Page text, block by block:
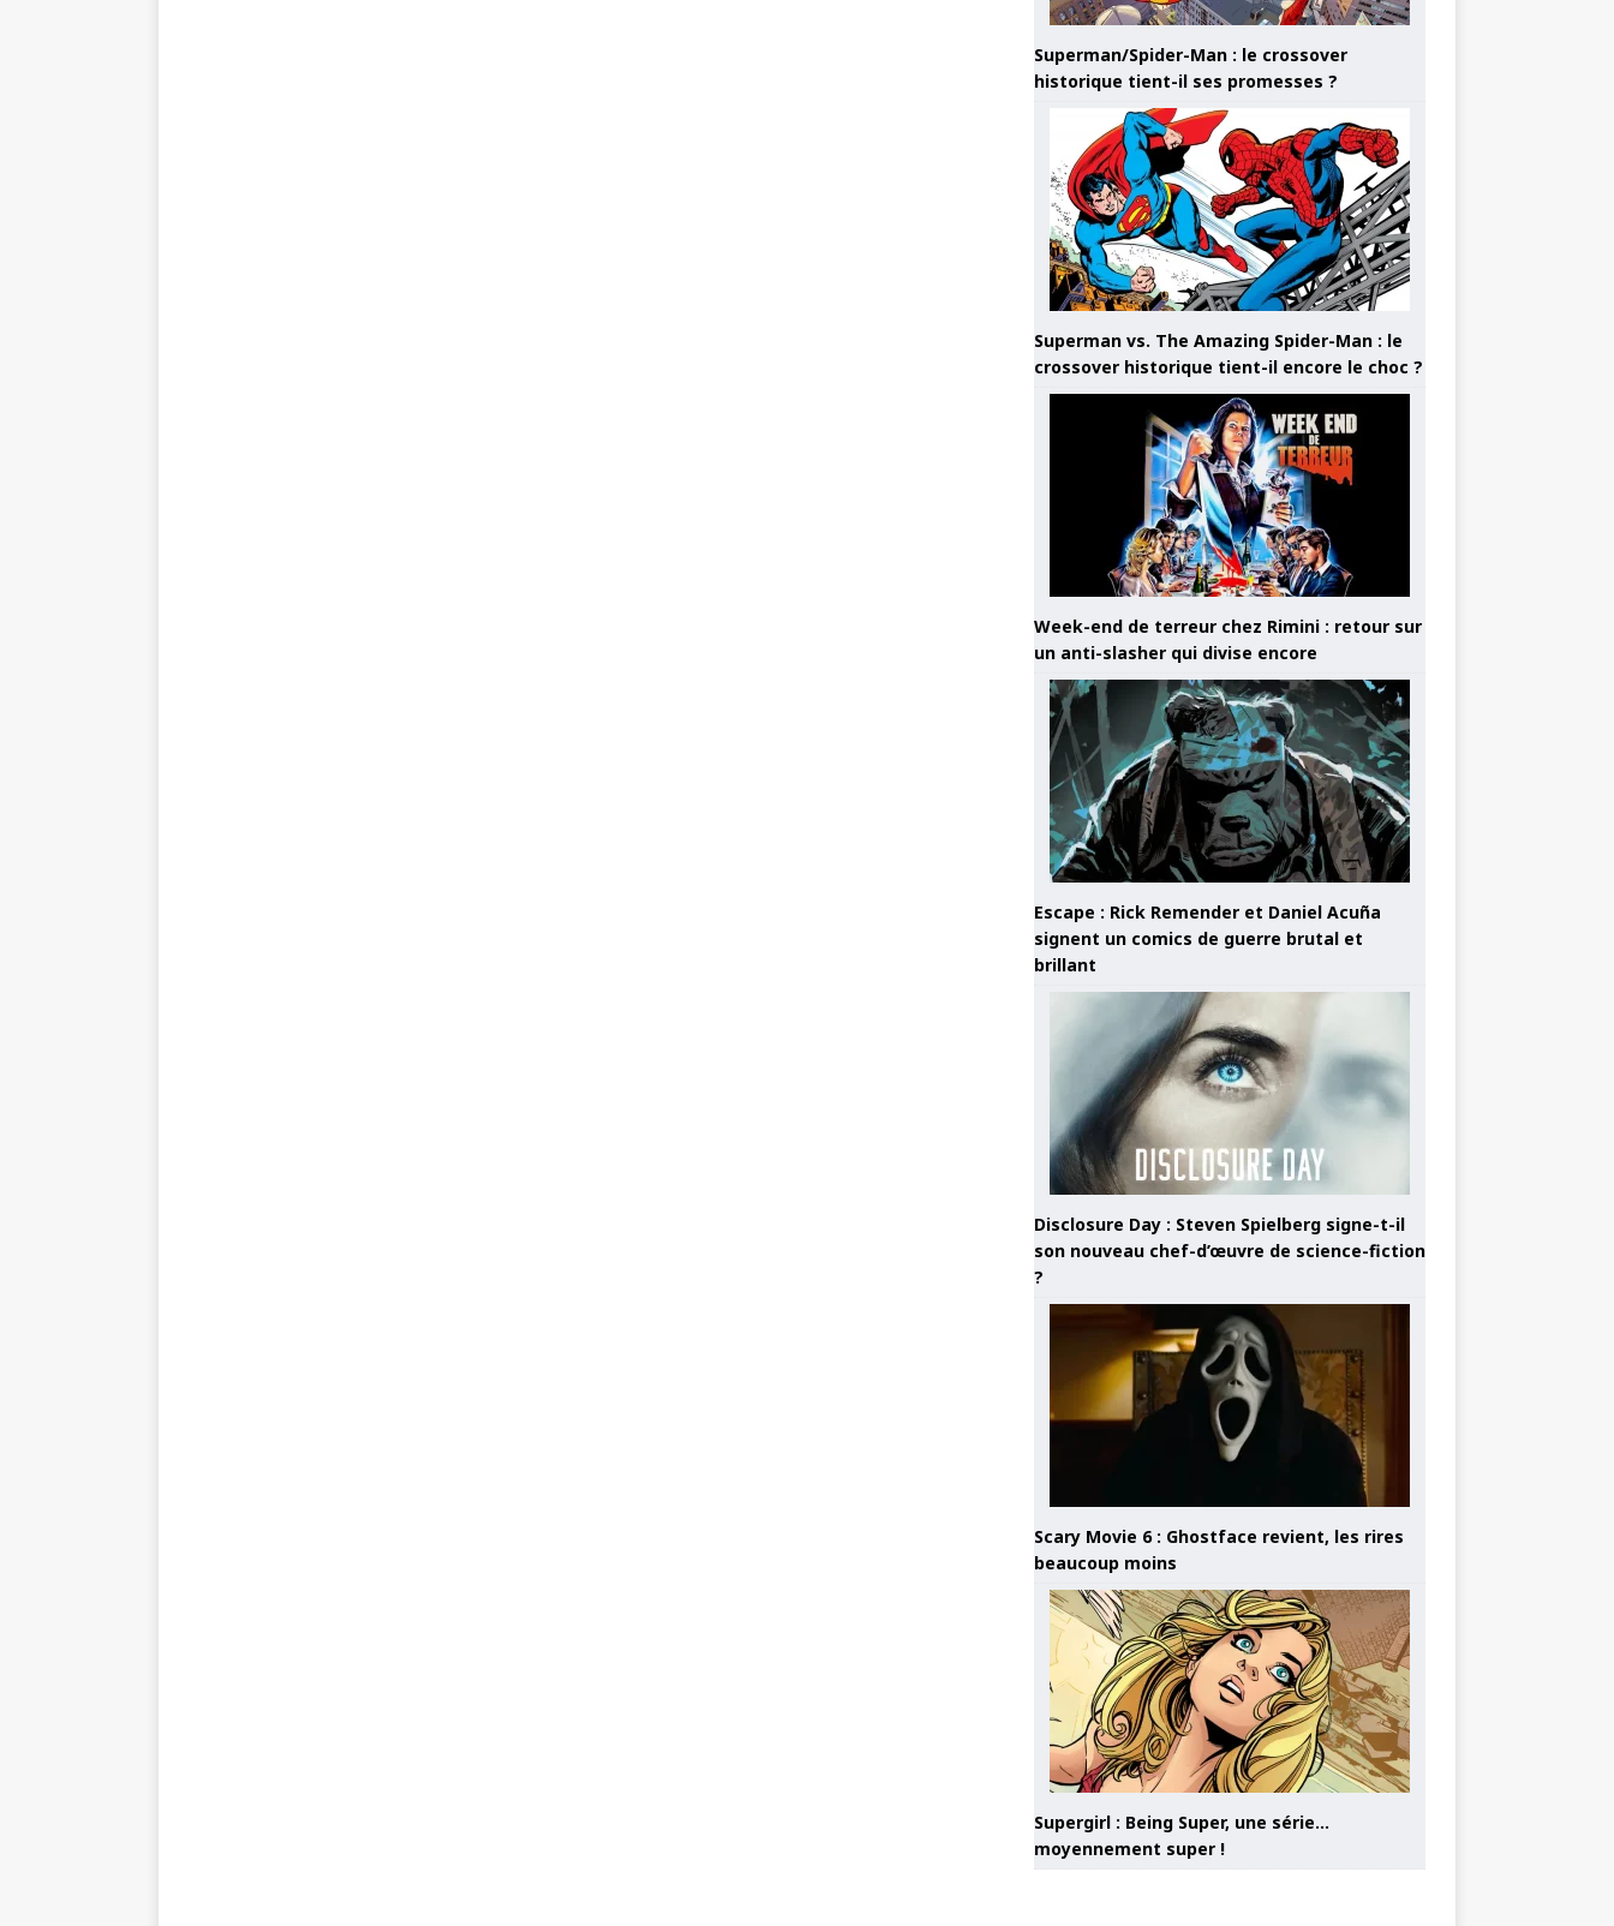
Superman/Spider-Man : le crossover
historique tient-il ses promesses ?
Superman vs. The Amazing Spider-Man : le
crossover historique tient-il encore le choc ?
Week-end de terreur chez Rimini : retour sur
un anti-slasher qui divise encore
Escape : Rick Remender et Daniel Acuña
signent un comics de guerre brutal et
brillant
Disclosure Day : Steven Spielberg signe-t-il
son nouveau chef-d’œuvre de science-fiction
?
Scary Movie 6 : Ghostface revient, les rires
beaucoup moins
Supergirl : Being Super, une série…
moyennement super !